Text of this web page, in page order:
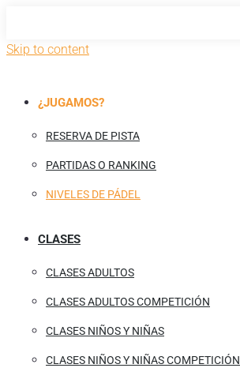
Skip to content
¿JUGAMOS?
RESERVA DE PISTA
PARTIDAS O RANKING
NIVELES DE PÁDEL
CLASES
CLASES ADULTOS
CLASES ADULTOS COMPETICIÓN
CLASES NIÑOS Y NIÑAS
CLASES NIÑOS Y NIÑAS COMPETICIÓN